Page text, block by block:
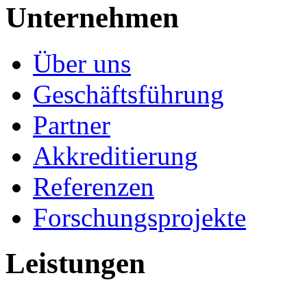
Unternehmen
Über uns
Geschäftsführung
Partner
Akkreditierung
Referenzen
Forschungsprojekte
Leistungen